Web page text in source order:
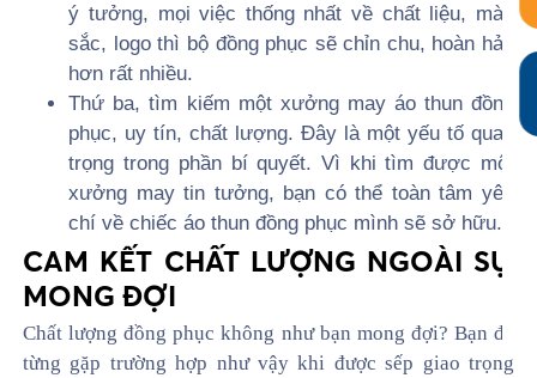
ý tưởng, mọi việc thống nhất về chất liệu, màu
sắc, logo thì bộ đồng phục sẽ chỉn chu, hoàn hảo
hơn rất nhiều.
Thứ ba, tìm kiếm một xưởng may áo thun đồng
phục, uy tín, chất lượng. Đây là một yếu tố quan
trọng trong phần bí quyết. Vì khi tìm được một
xưởng may tin tưởng, bạn có thể toàn tâm yên
chí về chiếc áo thun đồng phục mình sẽ sở hữu.
CAM KẾT CHẤT LƯỢNG NGOÀI SỰ
MONG ĐỢI
Chất lượng đồng phục không như bạn mong đợi? Bạn đã
từng gặp trường hợp như vậy khi được sếp giao trọng